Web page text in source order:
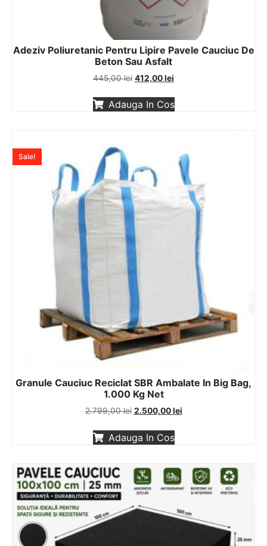
Adeziv Poliuretanic Pentru Lipire Pavele Cauciuc De
Beton Sau Asfalt
445,00lei 412,00lei
Adauga In Cos
Sale!
Granule Cauciuc Reciclat SBR Ambalate In Big Bag,
1.000 Kg Net
2.799,00lei 2.500,00lei
Adauga In Cos